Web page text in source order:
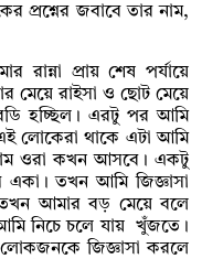
প্রশ্নের জবাবে তার নাম,
রান্না প্রায় শেষ পর্যায়ে
মেয়ে রাইসা ও ছোট মেয়ে
হচ্ছিল। এরটু পর আমি
এই লোকেরা থাকে এটা আমি
ওরা কখন আসবে। একটু
একা। তখন আমি জিজ্ঞাসা
আমার বড় মেয়ে বলে
নিচে চলে যায় খুঁজতে।
জিজ্ঞাসা করলে